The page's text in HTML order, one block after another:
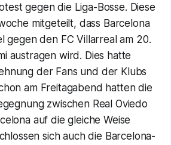
gegen die Liga-Bosse. Diese
mitgeteilt, dass Barcelona
gegen den FC Villarreal am 20.
austragen wird. Dies hatte
der Fans und der Klubs
am Freitagabend hatten die
zwischen Real Oviedo
auf die gleiche Weise
sich auch die Barcelona-